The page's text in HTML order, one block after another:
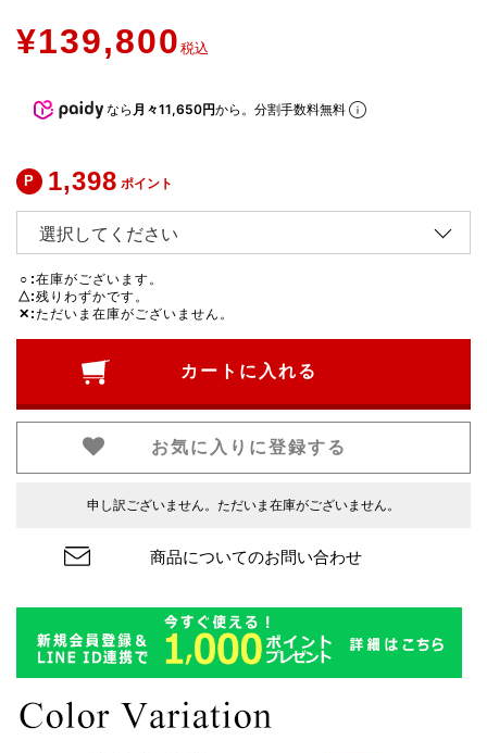
¥139,800 税込
なら 月々11,650円から。分割手数料無料
1,398 ポイント
○ 在庫がございます。
△ 残りわずかです。
✕ ただいま在庫がございません。
カートに入れる
お気に入りに登録する
申し訳ございません。ただいま在庫がございません。
商品についてのお問い合わせ